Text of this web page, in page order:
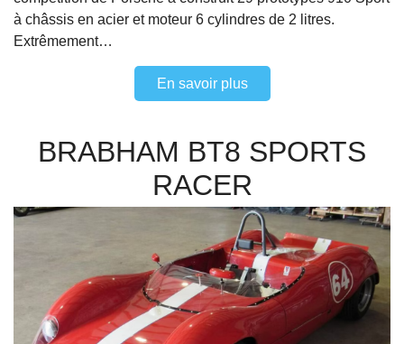
à châssis en acier et moteur 6 cylindres de 2 litres.
Extrêmement…
En savoir plus
BRABHAM BT8 SPORTS
RACER